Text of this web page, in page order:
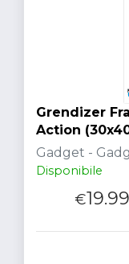
Grendizer
Action
Gadget -
Disponibile
€19.99